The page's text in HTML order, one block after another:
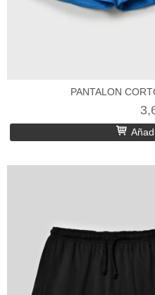
PANTALON